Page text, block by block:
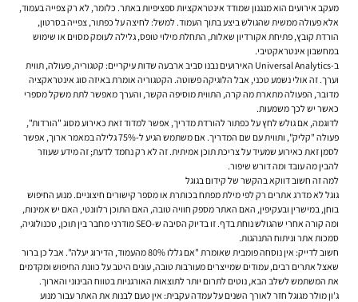
מעקב אירועים הוא מנגנון שמודד אינטראקציות ספציפיות באתר. כלומר, לא רק צפייה בעמוד,
אלא פעולה ממשית שהגולש ביצע בתוך העמוד. למשל: לחיצה על כפתור, צפייה בסרטון,
הורדת קובץ, פתיחת אקורדיון שאלות, התחלת מילוי טופס, גלילה לעומק מסוים או שימוש
במחשבון אינטראקטיבי.
ב-Universal Analytics האירועים נבנו סביב ארבעה שדות עיקריים: קטגוריה, פעולה, תווית
וערך. זה אולי נשמע טכני, אבל הלוגיקה פשוטה. הקטגוריה אומרת באיזה סוג אינטראקציה
מדובר, הפעולה מתארת מה קרה, התווית מוסיפה הקשר, והערך מאפשר לתת משקל מספרי
כאשר יש לכך משמעות.
לדוגמה, אם גולש לחץ על כפתור להורדת מדריך, אפשר למדוד זאת כאירוע מסוג "הורדות",
פעולה "קליק", ותווית עם שם המדריך. אם משתמש הגיע ל-75% גלילה במאמר ארוך, אפשר
לסמן זאת כאירוע שמעיד על צריכת תוכן אמיתית. זה לא רק נחמד לדעת; זה מידע שעוזר
להבין מה עובד ומה דורש שיפור.
למה זה חשוב דווקא בהקשר של קידום בגוגל
גוגל לא מדרג אתרים רק לפי מילת מפתח בכותרת או מספר קישורים חיצוניים. מנוע החיפוש
בוחן, במישרין ובעקיפין, האם האתר מספק חוויה טובה, האם התוכן רלוונטי, האם יש אמינות,
ומה קורה אחרי שהגולש נוחת בדף. זו בדיוק הסיבה ש-SEO מודרני מחבר בין תוכן, טכנולוגיה,
סמכות אתר וניתוח התנהגות.
חשוב לדייק: אין נוסחה פומבית שאומרת "אם גללו 80% מהעמוד, הדירוג יעלה". אבל כן ברור
שאצל אתרים רבים, עמודים שמייצרים מעורבות טובה, עונים היטב על כוונת החיפוש ומקדמים
את המשתמש לשלב הבא, נוטים לתרום יותר לתוצאות האורגניות בטווח הבינוני והארוך.
ג'ון מולר מגוגל חזר לאורך השנים על עמדה עקבית: אין טעם לבנות את האתר עבור מנוע